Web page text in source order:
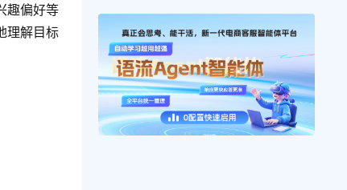
趣偏好等
理解目标